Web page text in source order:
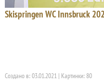
Skispringen WC Innsbruck
Создано в: 03.01.2021 | Картинки: 80